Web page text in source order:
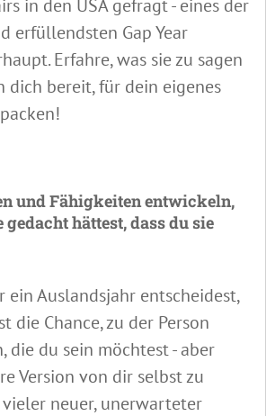
in den USA gefragt - eines der
erfüllendsten Gap Year
Erfahre, was sie zu sagen
dich bereit, für dein eigenes
und Fähigkeiten entwickeln,
gedacht hättest, dass du sie
ein Auslandsjahr entscheidest,
die Chance, zu der Person
die du sein möchtest - aber
Version von dir selbst zu
neuer, unerwarteter